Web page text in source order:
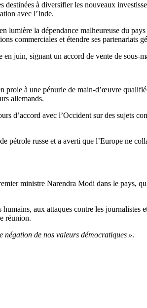
à diversifier les nouveaux
avec l’Inde.
lumière la dépendance malheureuse du
commerciales et étendre ses partenariats
juin, signant un accord de vente de sous-
proie à une pénurie de main-d’œuvre
allemands.
d’accord avec l’Occident sur des sujets
pétrole russe et a averti que l’Europe ne
ministre Narendra Modi dans le pays,
aux attaques contre les journalistes
réunion.
négation de nos valeurs démocratiques ».